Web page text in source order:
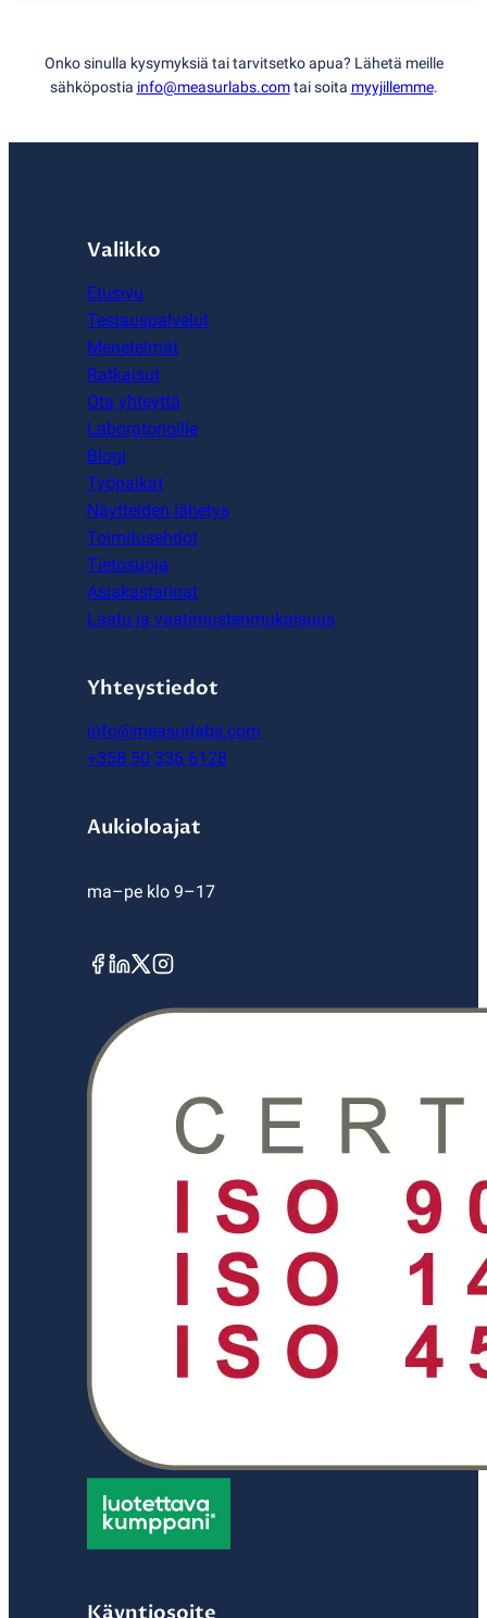
Onko sinulla kysymyksiä tai tarvitsetko apua? Lähetä meille
sähköpostia info@measurlabs.comtai soita myyjillemme.
Valikko
Etusivu
Testauspalvelut
Menetelmät
Ratkaisut
Ota yhteyttä
Laboratorioille
Blogi
Työpaikat
Näytteiden lähetys
Toimitusehdot
Tietosuoja
Asiakastarinat
Laatu ja vaatimustenmukaisuus
Yhteystiedot
info@measurlabs.com
+358 50 336 6128
Aukioloajat
ma–pe klo 9–17